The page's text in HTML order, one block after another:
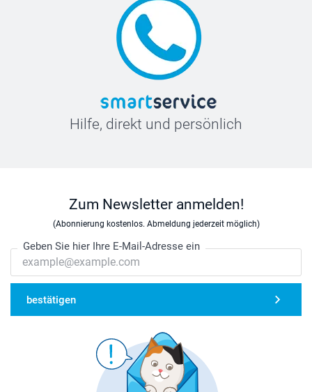
Hilfe, direkt und persönlich
Zum Newsletter anmelden!
(Abonnierung kostenlos. Abmeldung jederzeit möglich)
Geben Sie hier Ihre E-Mail-Adresse ein
bestätigen